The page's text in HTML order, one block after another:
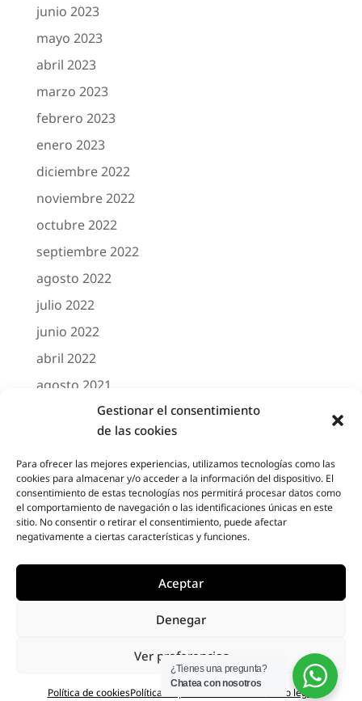
Gestionar el consentimiento
de las cookies
Para ofrecer las mejores experiencias, utilizamos tecnologías como las
cookies para almacenar y/o acceder a la información del dispositivo. El
consentimiento de estas tecnologías nos permitirá procesar datos como
el comportamiento de navegación o las identificaciones únicas en este
sitio. No consentir o retirar el consentimiento, puede afectar
negativamente a ciertas características y funciones.
Aceptar
Denegar
Ver preferencias
Política de cookiesPolítica de privacidad de datos Aviso legal
junio 2023
mayo 2023
abril 2023
marzo 2023
febrero 2023
enero 2023
diciembre 2022
noviembre 2022
octubre 2022
septiembre 2022
agosto 2022
julio 2022
junio 2022
abril 2022
agosto 2021
marzo 2021
febrero 2021
octubre 2020
agosto 2020
junio 2020
mayo 2020
Elegant Themes | Powered by
Diseño Web a medida| Childtheme created
byCreativolandia
¿Tienes una pregunta?
Chatea con nosotros